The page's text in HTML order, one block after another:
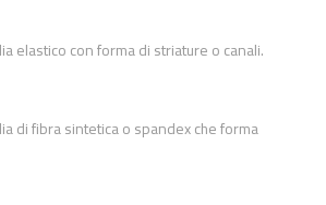
elastico con forma di striature o canali.
di fibra sintetica o spandex che forma